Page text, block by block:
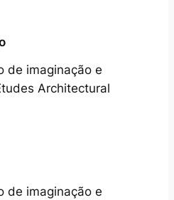
de imaginação e
Architectural
de imaginação e